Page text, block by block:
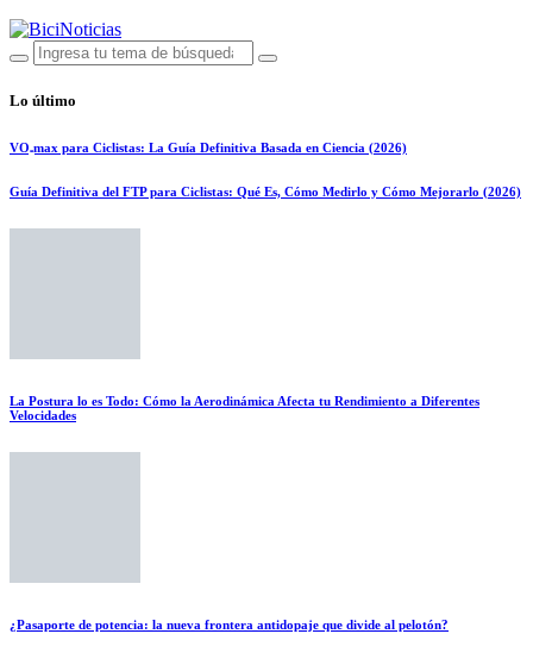
Lo último
VO₂max para Ciclistas: La Guía Definitiva Basada en Ciencia (2026)
Guía Definitiva del FTP para Ciclistas: Qué Es, Cómo Medirlo y Cómo Mejorarlo (2026)
La Postura lo es Todo: Cómo la Aerodinámica Afecta tu Rendimiento a Diferentes
Velocidades
¿Pasaporte de potencia: la nueva frontera antidopaje que divide al pelotón?